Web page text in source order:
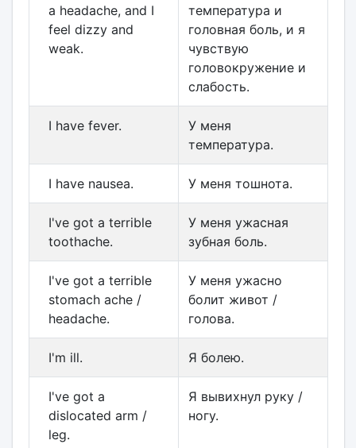
a headache, and I
feel dizzy and
weak.
температура и
головная боль, и я
чувствую
головокружение и
слабость.
I have fever.
У меня
температура.
I have nausea. У меня тошнота.
I've got a terrible
toothache.
У меня ужасная
зубная боль.
I've got a terrible
stomach ache /
headache.
У меня ужасно
болит живот /
голова.
I'm ill. Я болею.
I've got a
dislocated arm /
leg.
Я вывихнул руку /
ногу.